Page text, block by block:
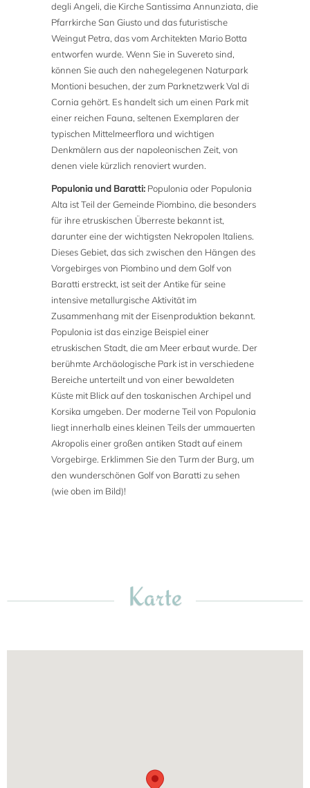
degli Angeli, die Kirche Santissima Annunziata, die
Pfarrkirche San Giusto und das futuristische
Weingut Petra, das vom Architekten Mario Botta
entworfen wurde. Wenn Sie in Suvereto sind,
können Sie auch den nahegelegenen Naturpark
Montioni besuchen, der zum Parknetzwerk Val di
Cornia gehört. Es handelt sich um einen Park mit
einer reichen Fauna, seltenen Exemplaren der
typischen Mittelmeerflora und wichtigen
Denkmälern aus der napoleonischen Zeit, von
denen viele kürzlich renoviert wurden.
Populonia und Baratti: Populonia oder Populonia
Alta ist Teil der Gemeinde Piombino, die besonders
für ihre etruskischen Überreste bekannt ist,
darunter eine der wichtigsten Nekropolen Italiens.
Dieses Gebiet, das sich zwischen den Hängen des
Vorgebirges von Piombino und dem Golf von
Baratti erstreckt, ist seit der Antike für seine
intensive metallurgische Aktivität im
Zusammenhang mit der Eisenproduktion bekannt.
Populonia ist das einzige Beispiel einer
etruskischen Stadt, die am Meer erbaut wurde. Der
berühmte Archäologische Park ist in verschiedene
Bereiche unterteilt und von einer bewaldeten
Küste mit Blick auf den toskanischen Archipel und
Korsika umgeben. Der moderne Teil von Populonia
liegt innerhalb eines kleinen Teils der ummauerten
Akropolis einer großen antiken Stadt auf einem
Vorgebirge. Erklimmen Sie den Turm der Burg, um
den wunderschönen Golf von Baratti zu sehen
(wie oben im Bild)!
Karte